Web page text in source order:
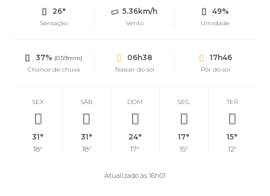
26°
Sensação
5.36km/h
Vento
49%
Umidade
37% (0.59mm)
Chance de chuva
06h38
Nascer do sol
17h46
Pôr do sol
SEX
31°
18°
SÁB
31°
18°
DOM
24°
17°
SEG
17°
15°
TER
15°
12°
Atualizado às 16h01